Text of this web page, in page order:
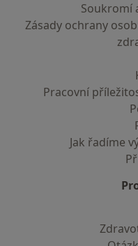
Soukromí
Zásady ochrany
Pracovní
Jak řadíme